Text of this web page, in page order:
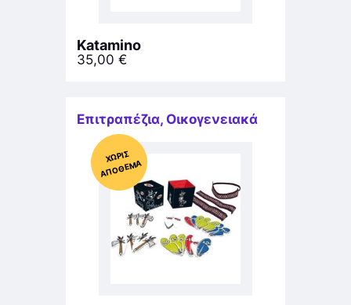
Katamino
35,00 €
Επιτραπέζια, Οικογενειακά
Χ
ΩΡΊΣ
Α
Π
Ό
ΘΕ
ΜΑ